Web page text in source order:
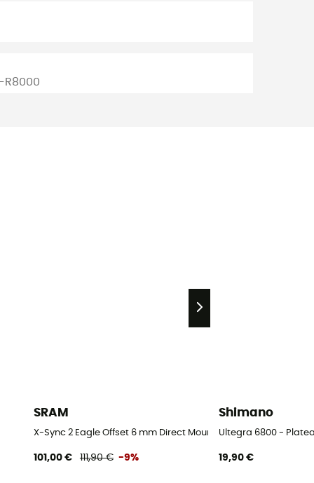
R8000
SRAM
X-Sync 2 Eagle Offset 6 mm Direct Mount - Plateau
101,00 € 111,90 € -9%
Shimano
Ultegra 6800 -
19,90 €